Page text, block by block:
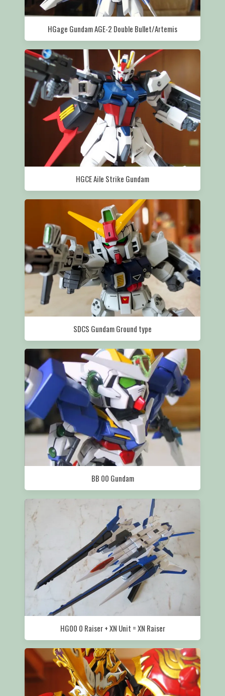
HGage Gundam AGE-2 Double Bullet/Artemis
HGCE Aile Strike Gundam
SDCS Gundam Ground type
BB 00 Gundam
HG00 0 Raiser + XN Unit = XN Raiser